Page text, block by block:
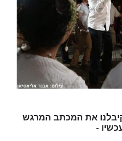
את המכתב המרגש
-